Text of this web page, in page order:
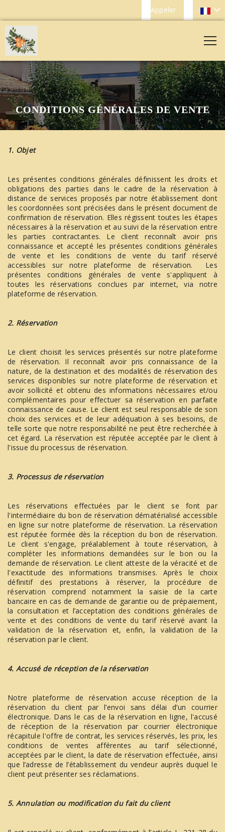
Appeler
CONDITIONS GÉNÉRALES DE VENTE
1. Objet
Les présentes conditions générales définissent les droits et
obligations des parties dans le cadre de la réservation à
distance de services proposés par notre établissement dont
les coordonnées sont précisées dans le présent document de
confirmation de réservation. Elles régissent toutes les étapes
nécessaires à la réservation et au suivi de la réservation entre
les parties contractantes. Le client reconnaît avoir pris
connaissance et accepté les présentes conditions générales
de vente et les conditions de vente du tarif réservé
accessibles sur notre plateforme de réservation. Les
présentes conditions générales de vente s'appliquent à
toutes les réservations conclues par internet, via notre
plateforme de réservation.
2. Réservation
Le client choisit les services présentés sur notre plateforme
de réservation. Il reconnaît avoir pris connaissance de la
nature, de la destination et des modalités de réservation des
services disponibles sur notre plateforme de réservation et
avoir sollicité et obtenu des informations nécessaires et/ou
complémentaires pour effectuer sa réservation en parfaite
connaissance de cause. Le client est seul responsable de son
choix des services et de leur adéquation à ses besoins, de
telle sorte que notre responsabilité ne peut être recherchée à
cet égard. La réservation est réputée acceptée par le client à
l'issue du processus de réservation.
3. Processus de réservation
Les réservations effectuées par le client se font par
l'intermédiaire du bon de réservation dématérialisé accessible
en ligne sur notre plateforme de réservation. La réservation
est réputée formée dès la réception du bon de réservation.
Le client s'engage, préalablement à toute réservation, à
compléter les informations demandées sur le bon ou la
demande de réservation. Le client atteste de la véracité et de
l'exactitude des informations transmises. Après le choix
définitif des prestations à réserver, la procédure de
réservation comprend notamment la saisie de la carte
bancaire en cas de demande de garantie ou de prépaiement,
la consultation et l’acceptation des conditions générales de
vente et des conditions de vente du tarif réservé avant la
validation de la réservation et, enfin, la validation de la
réservation par le client.
4. Accusé de réception de la réservation
Notre plateforme de réservation accuse réception de la
réservation du client par l’envoi sans délai d’un courrier
électronique. Dans le cas de la réservation en ligne, l'accusé
de réception de la réservation par courrier électronique
récapitule l'offre de contrat, les services réservés, les prix, les
conditions de ventes afférentes au tarif sélectionné,
acceptées par le client, la date de réservation effectuée, ainsi
que l’adresse de l’établissement du vendeur auprès duquel le
client peut présenter ses réclamations.
5. Annulation ou modification du fait du client